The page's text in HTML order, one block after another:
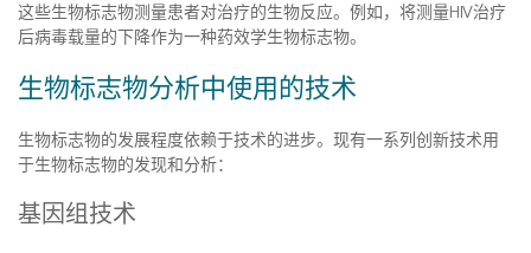
这些生物标志物测量患者对治疗的生物反应。例如，将测量HIV治疗
后病毒载量的下降作为一种药效学生物标志物。
生物标志物分析中使用的技术
生物标志物的发展程度依赖于技术的进步。现有一系列创新技术用
于生物标志物的发现和分析：
基因组技术